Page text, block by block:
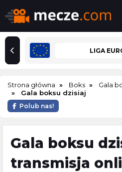
LIGA
Strona główna Boks
Gala
Gala boksu dzisiaj
Polub nas!
Gala boksu
transmisja